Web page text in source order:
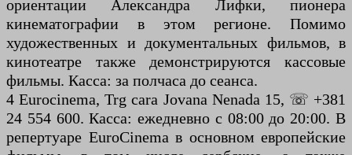
ориентации Александра Лифки, пионера
кинематографии в этом регионе. Помимо
художественных и документальных фильмов, в
кинотеатре также демонстрируются кассовые
фильмы. Касса: за полчаса до сеанса.
4 Eurocinema, Trg cara Jovana Nenada 15, ☏ +381
24 554 600. Касса: ежедневно с 08:00 до 20:00. В
репертуаре EuroCinema в основном европейские